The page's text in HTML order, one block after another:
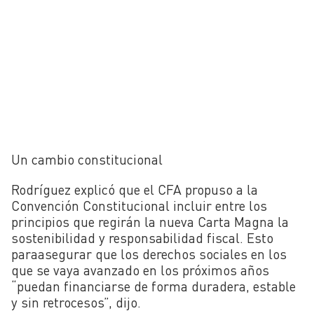
Un cambio constitucional
Rodríguez explicó que el CFA propuso a la
Convención Constitucional incluir entre los
principios que regirán la nueva Carta Magna la
sostenibilidad y responsabilidad fiscal. Esto
paraasegurar que los derechos sociales en los
que se vaya avanzado en los próximos años
“puedan financiarse de forma duradera, estable
y sin retrocesos”, dijo.